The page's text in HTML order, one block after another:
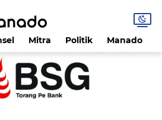
Mitra Politik Manado